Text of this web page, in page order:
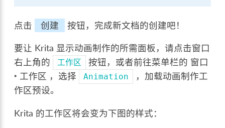
点击 创建 按钮，完成新文档的创建吧！
要让 Krita 显示动画制作的所需面板，请点击窗口
右上角的
工作区 按钮，或者前往菜单栏的 窗口
‣ 工作区 ，选择 Animation
，加载动画制作工
作区预设。
Krita 的工作区将会变为下图的样式：